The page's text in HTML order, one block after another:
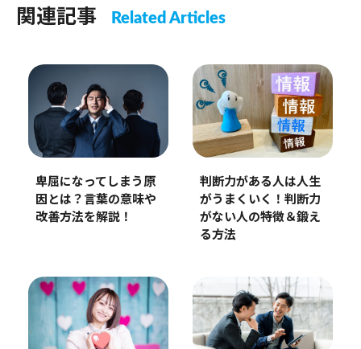
関連記事 Related Articles
卑屈になってしまう原
因とは？言葉の意味や
改善方法を解説！
判断力がある人は人生
がうまくいく！判断力
がない人の特徴＆鍛え
る方法